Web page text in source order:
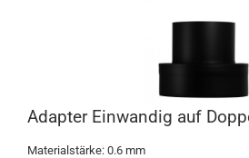
Adapter Einwandig auf
Materialstärke: 0.6 mm